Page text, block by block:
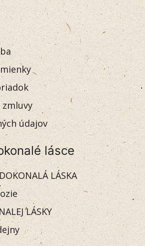
údajov
lásce
LÁSKA
LÁSKY